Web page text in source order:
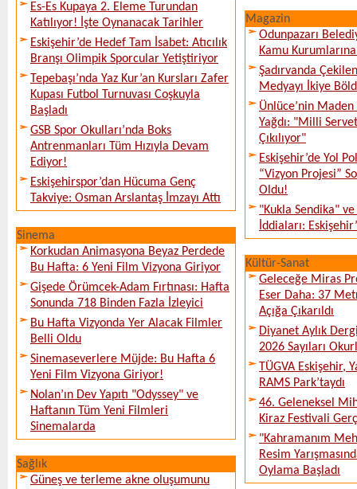
Es-Es Kupaya 2. Eleme Turundan
Katılıyor! İşte Oynanacak Tarihler
Eskişehir’de Hedef Tam İsabet: Atıcılık
Branşı Olimpik Sporcular Yetiştiriyor
Tepebaşı’nda Yaz Kur’an Kursları Zafer
Kupası Futbol Turnuvası Coşkuyla
Başladı
GSB Spor Okulları’nda Boks
Antrenmanları Tüm Hızıyla Devam
Ediyor!
Eskişehirspor’dan Hücuma Genç
Takviye: Osman Arslantaş İmzayı Attı
Sinema
Korkudan Animasyona Beyaz Perdede
Bu Hafta: 6 Yeni Film Vizyona Giriyor
Gişede Örümcek-Adam Fırtınası: Hafta
Sonunda 718 Binden Fazla İzleyici
Bu Hafta Vizyonda Yer Alacak Filmler
Belli Oldu
Sinemaseverlere Müjde: Bu Hafta 6
Yeni Film Vizyona Giriyor!
Nolan’ın Dev Yapıtı "Odyssey" ve
Haftanın Tüm Yeni Filmleri
Sinemalarda
Sağlık
Güneş ve terleme akne oluşumunu
Magazin
Odunpazarı
Kamu Kurumlarına
Şadırvanda
Medyayı İkiye
Ünlüce’nin Maden
Yağdı: "Milli
Çıkılıyor"
Eskişehir’de Yol
“Vizyon Projesi”
Oldu!
"Kukla Sendika"
İddiaları:
Kültür-Sanat
Geleceğe Miras
Eser Daha: 37
Açığa Çıkarıldı
Diyanet Aylık
2026 Sayıları
TÜGVA Eskişehir,
RAMS Park’taydı
46. Geleneksel
Kiraz Festivali
"Kahramanım
Resim
Oylama Başladı